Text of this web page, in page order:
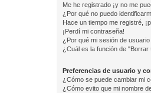
Me he registrado ¡y no me
¿Por qué no puedo
Hace un tiempo me registré,
¡Perdí mi contraseña!
¿Por qué mi sesión de
¿Cuál es la función de
Preferencias de usuario y
¿Cómo se puede cambiar mi
¿Cómo evito que mi nombre